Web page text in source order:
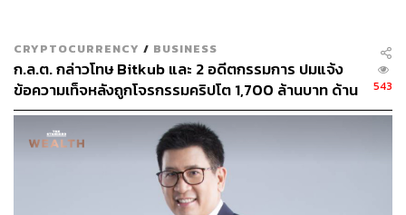
ที่ปรึกษาด้านการ IPO ของบริษัทในปี 2566 พบว่ามีลูกค้ายื่น
ไฟลิ่งไม่น้อยกว่า 10 บริษัท เพิ่มจากภาวะปกติที่มีเพียง 4-5
บริษัทต่อปี
“นี่เป็นราคาที่เราพึงพอใจทั้ง 2 ฝ่าย” เจ้าของสุกี้ตี๋น้อยก
CRYPTOCURRENCY / BUSINESS
ก.ล.ต. กล่าวโทษ Bitkub และ 2 อดีตกรรมการ ปมแจ้ง
ข้อความเท็จหลังถูกโจรกรรมคริปโต 1,700 ล้านบาท ด้าน
บริษัทแจงตัดสินใจปิดข่าวเพื่อสกัดการแห่ถอนสินทรัพย์
543